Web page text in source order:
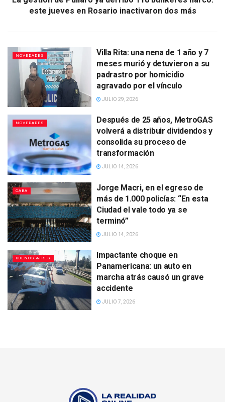
este jueves en Rosario inactivaron dos más
NOVEDADES
Villa Rita: una nena de 1 año y 7
meses murió y detuvieron a su
padrastro por homicidio
agravado por el vínculo
JULIO 29, 2026
NOVEDADES
Después de 25 años, MetroGAS
volverá a distribuir dividendos y
consolida su proceso de
transformación
JULIO 14, 2026
CABA
Jorge Macri, en el egreso de
más de 1.000 policías: “En esta
Ciudad el vale todo ya se
terminó”
JULIO 14, 2026
BUENOS AIRES
Impactante choque en
Panamericana: un auto en
marcha atrás causó un grave
accidente
JULIO 7, 2026